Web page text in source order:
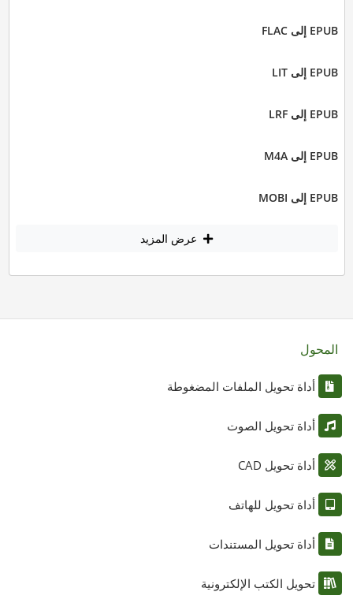
EPUB إلى FLAC
EPUB إلى LIT
EPUB إلى LRF
EPUB إلى M4A
EPUB إلى MOBI
عرض المزيد
المحول
أداة تحويل الملفات المضغوطة
أداة تحويل الصوت
أداة تحويل CAD
أداة تحويل للهاتف
أداة تحويل المستندات
تحويل الكتب الإلكترونية